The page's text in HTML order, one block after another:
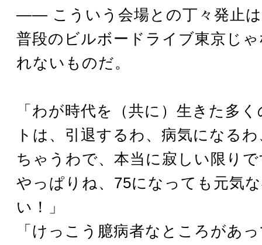
―― こういう会場との丁々発止
普段のビルボードライブ東京じ
れないものだ。
「わが時代を（共に）生きた多
トは、引退するわ、病気になる
ちゃうわで、本当に寂しい限り
やっぱりね、75になっても元気
い！」
「けっこう臆病者なところがあ